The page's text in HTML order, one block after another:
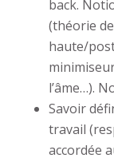
back.
(théorie
haute/
l’âme…).
Savoir
travail
accordée